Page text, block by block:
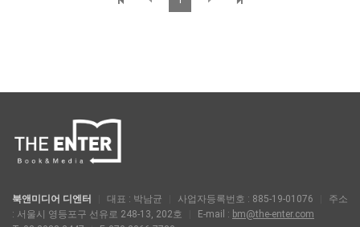
북앤미디어 디엔터 대표 : 박남균 사업자등록번호 : 885-19-01076
주소
: 서울시 영등포구 선유로 248-13, 202호
E-mail : bm@the-enter.com